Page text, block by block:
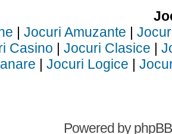
| Jocuri Amuzante |
Casino | Jocuri Clasice |
| Jocuri Logice |
Powered byphpBB